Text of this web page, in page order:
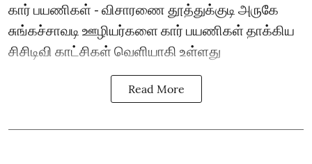
கார் பயணிகள் - விசாரணை தூத்துக்குடி அருகே
சுங்கச்சாவடி ஊழியர்களை கார் பயணிகள் தாக்கிய
சிசிடிவி காட்சிகள் வெளியாகி உள்ளது
Read More